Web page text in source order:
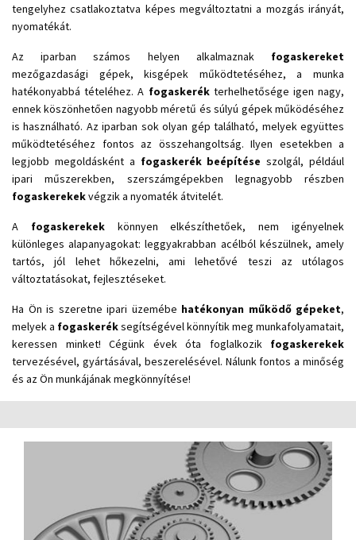
tengelyhez csatlakoztatva képes megváltoztatni a mozgás irányát,
nyomatékát.
Az iparban számos helyen alkalmaznakfogaskereket
mezőgazdasági gépek, kisgépek működtetéséhez, a munka
hatékonyabbá tételéhez. A fogaskerék terhelhetősége igen nagy,
ennek köszönhetően nagyobb méretű és súlyú gépek működéséhez
is használható. Az iparban sok olyan gép található, melyek együttes
működtetéséhez fontos az összehangoltság. Ilyen esetekben a
legjobb megoldásként a fogaskerék beépítése szolgál, például
ipari műszerekben, szerszámgépekben legnagyobb részben
fogaskerekekvégzik a nyomaték átvitelét.
A fogaskerekekkönnyen elkészíthetőek, nem igényelnek
különleges alapanyagokat: leggyakrabban acélból készülnek, amely
tartós, jól lehet hőkezelni, ami lehetővé teszi az utólagos
változtatásokat, fejlesztéseket.
Ha Ön is szeretne ipari üzemébe hatékonyan működő gépeket,
melyek a fogaskeréksegítségével könnyítik meg munkafolyamatait,
keressen minket! Cégünk évek óta foglalkozik fogaskerekek
tervezésével, gyártásával, beszerelésével. Nálunk fontos a minőség
és az Ön munkájának megkönnyítése!